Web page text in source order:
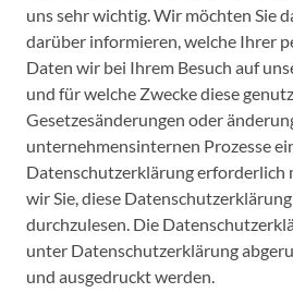
uns sehr wichtig. Wir möchten Sie
darüber informieren, welche Ihrer
Daten wir bei Ihrem Besuch auf
und für welche Zwecke diese
Gesetzesänderungen oder
unternehmensinternen Prozesse
Datenschutzerklärung erforderlich
wir Sie, diese
durchzulesen. Die
unter Datenschutzerklärung
und ausgedruckt werden.